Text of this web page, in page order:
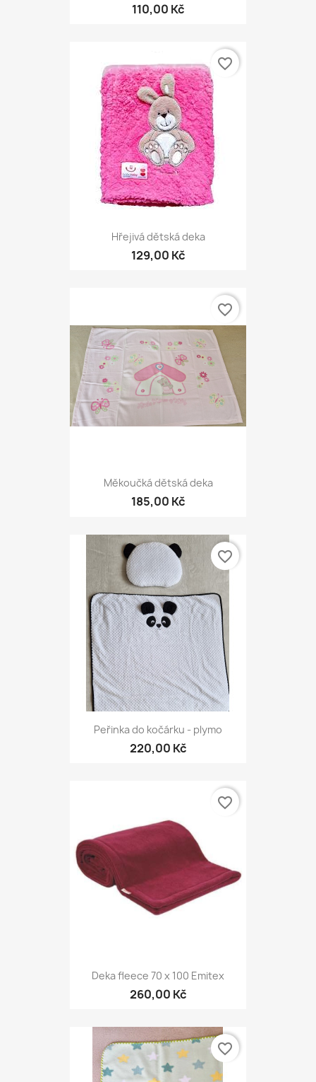
110,00 Kč
Hřejivá dětská deka
129,00 Kč
favorite_border
Měkoučká dětská deka
185,00 Kč
favorite_border
Peřinka do kočárku - plymo
220,00 Kč
favorite_border
Deka fleece 70 x 100 Emitex
260,00 Kč
favorite_border
favorite_border